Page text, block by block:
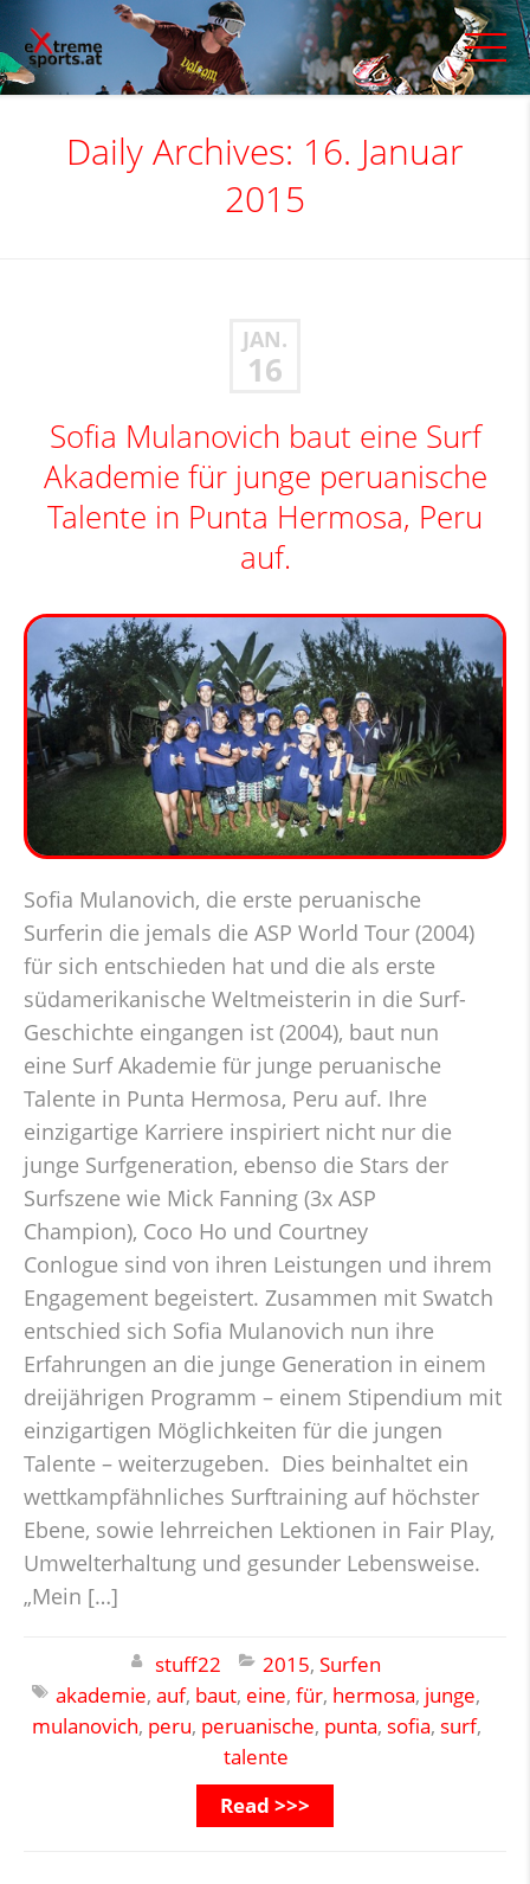
Daily Archives: 16. Januar
2015
JAN.
16
Sofia Mulanovich baut eine Surf
Akademie für junge peruanische
Talente in Punta Hermosa, Peru
auf.
Sofia Mulanovich, die erste peruanische
Surferin die jemals die ASP World Tour (2004)
für sich entschieden hat und die als erste
südamerikanische Weltmeisterin in die Surf-
Geschichte eingangen ist (2004), baut nun
eine Surf Akademie für junge peruanische
Talente in Punta Hermosa, Peru auf. Ihre
einzigartige Karriere inspiriert nicht nur die
junge Surfgeneration, ebenso die Stars der
Surfszene wie Mick Fanning (3x ASP
Champion), Coco Ho und Courtney
Conlogue sind von ihren Leistungen und ihrem
Engagement begeistert. Zusammen mit Swatch
entschied sich Sofia Mulanovich nun ihre
Erfahrungen an die junge Generation in einem
dreijährigen Programm – einem Stipendium mit
einzigartigen Möglichkeiten für die jungen
Talente – weiterzugeben. Dies beinhaltet ein
wettkampfähnliches Surftraining auf höchster
Ebene, sowie lehrreichen Lektionen in Fair Play,
Umwelterhaltung und gesunder Lebensweise.
„Mein […]
stuff22 2015, Surfen
akademie, auf, baut, eine, für, hermosa, junge,
mulanovich, peru, peruanische, punta, sofia, surf,
talente
Read >>>